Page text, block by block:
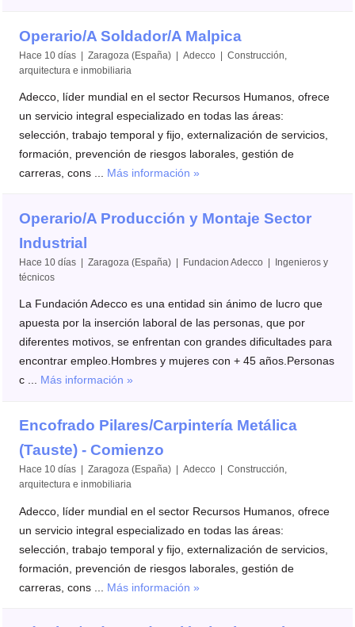
Operario/A Soldador/A Malpica
Hace 10 días | Zaragoza (España) | Adecco | Construcción,
arquitectura e inmobiliaria
Adecco, líder mundial en el sector Recursos Humanos, ofrece
un servicio integral especializado en todas las áreas:
selección, trabajo temporal y fijo, externalización de servicios,
formación, prevención de riesgos laborales, gestión de
carreras, cons ... Más información »
Operario/A Producción y Montaje Sector
Industrial
Hace 10 días | Zaragoza (España) | Fundacion Adecco | Ingenieros y
técnicos
La Fundación Adecco es una entidad sin ánimo de lucro que
apuesta por la inserción laboral de las personas, que por
diferentes motivos, se enfrentan con grandes dificultades para
encontrar empleo.Hombres y mujeres con + 45 años.Personas
c ... Más información »
Encofrado Pilares/Carpintería Metálica
(Tauste) - Comienzo
Hace 10 días | Zaragoza (España) | Adecco | Construcción,
arquitectura e inmobiliaria
Adecco, líder mundial en el sector Recursos Humanos, ofrece
un servicio integral especializado en todas las áreas:
selección, trabajo temporal y fijo, externalización de servicios,
formación, prevención de riesgos laborales, gestión de
carreras, cons ... Más información »